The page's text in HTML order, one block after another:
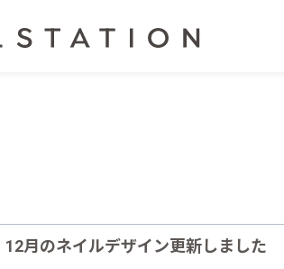
12月のネイルデザイン更新しました